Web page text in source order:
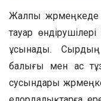
Жалпы
тауар
ұсынады. Сырдың
балығы мен ас
сусындары